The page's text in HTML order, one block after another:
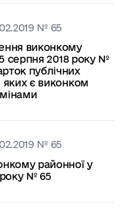
№ 65
виконкому
серпня 2018 року №
публічних
яких є виконком
№ 65
районної у
року № 65